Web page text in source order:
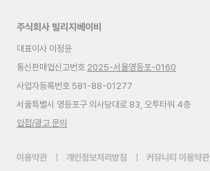
주식회사 빌리지베이비
대표이사 이정윤
통신판매업신고번호 2025-서울영등포-0160
사업자등록번호 581-88-01277
서울특별시 영등포구 의사당대로 83, 오투타워 4층
입점/광고 문의
이용약관 개인정보처리방침 커뮤니티 이용약관